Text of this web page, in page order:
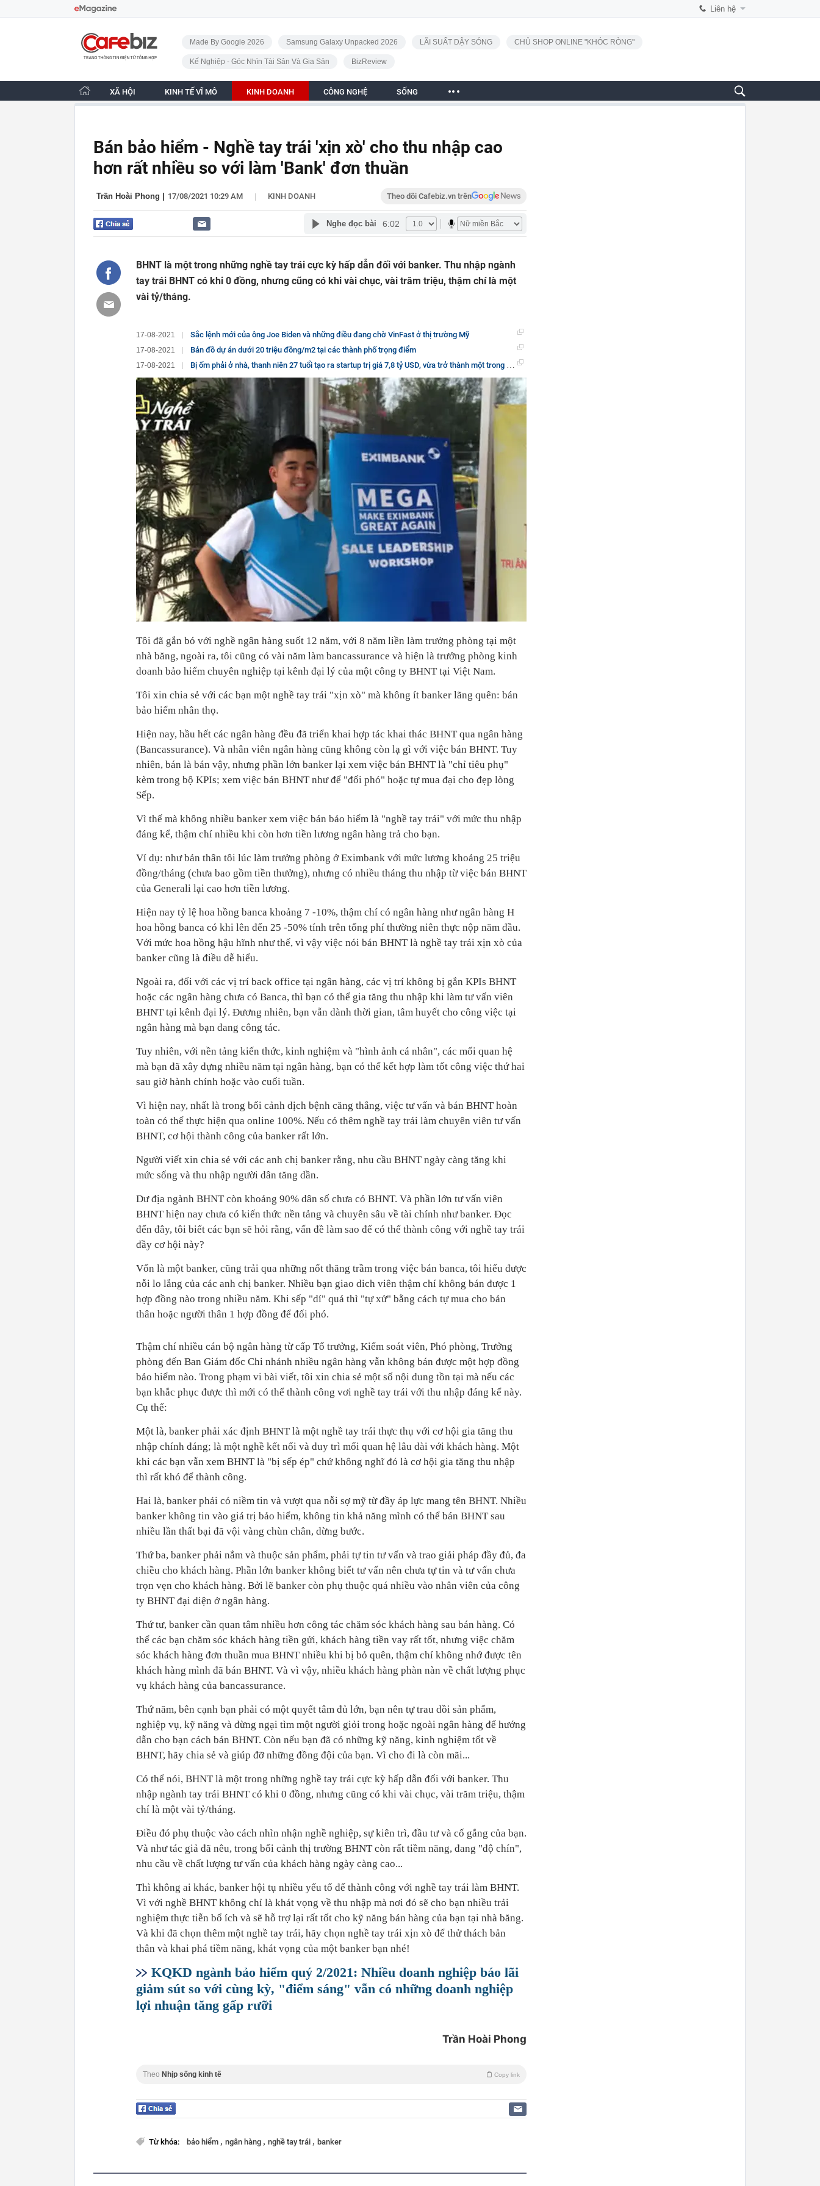
Liên hệ
CafeBiz - Trang chủ
Made By Google 2026 Samsung Galaxy Unpacked 2026 LÃI SUẤT DẬY SÓNG CHỦ SHOP ONLINE "KHÓC RÒNG"
Kế Nghiệp - Góc Nhìn Tài Sản Và Gia Sản BizReview
XÃ HỘI KINH TẾ VĨ MÔ KINH DOANH CÔNG NGHỆ SỐNG
Bán bảo hiểm - Nghề tay trái 'xịn xò' cho thu nhập cao
hơn rất nhiều so với làm 'Bank' đơn thuần
Trần Hoài Phong 17/08/2021 10:29 AM | KINH DOANH Theo dõi Cafebiz.vn trên
Nghe đọc bài 6:02
BHNT là một trong những nghề tay trái cực kỳ hấp dẫn đối với banker. Thu nhập ngành
tay trái BHNT có khi 0 đồng, nhưng cũng có khi vài chục, vài trăm triệu, thậm chí là một
vài tỷ/tháng.
17-08-2021 Sắc lệnh mới của ông Joe Biden và những điều đang chờ VinFast ở thị trường Mỹ
17-08-2021 Bản đồ dự án dưới 20 triệu đồng/m2 tại các thành phố trọng điểm
17-08-2021 Bị ốm phải ở nhà, thanh niên 27 tuổi tạo ra startup trị giá 7,8 tỷ USD, vừa trở thành một trong những tỷ phú trẻ tuổi giàu có nhất thế giới
Tôi đã gắn bó với nghề ngân hàng suốt 12 năm, với 8 năm liền làm trưởng phòng tại một
nhà băng, ngoài ra, tôi cũng có vài năm làm bancassurance và hiện là trưởng phòng kinh
doanh bảo hiểm chuyên nghiệp tại kênh đại lý của một công ty BHNT tại Việt Nam.
Tôi xin chia sẻ với các bạn một nghề tay trái "xịn xò" mà không ít banker lãng quên: bán
bảo hiểm nhân thọ.
Hiện nay, hầu hết các ngân hàng đều đã triển khai hợp tác khai thác BHNT qua ngân hàng
(Bancassurance). Và nhân viên ngân hàng cũng không còn lạ gì với việc bán BHNT. Tuy
nhiên, bán là bán vậy, nhưng phần lớn banker lại xem việc bán BHNT là "chỉ tiêu phụ"
kèm trong bộ KPIs; xem việc bán BHNT như để "đối phó" hoặc tự mua đại cho đẹp lòng
Sếp.
Vì thế mà không nhiều banker xem việc bán bảo hiểm là "nghề tay trái" với mức thu nhập
đáng kể, thậm chí nhiều khi còn hơn tiền lương ngân hàng trả cho bạn.
Ví dụ: như bản thân tôi lúc làm trưởng phòng ở Eximbank với mức lương khoảng 25 triệu
đồng/tháng (chưa bao gồm tiền thưởng), nhưng có nhiều tháng thu nhập từ việc bán BHNT
của Generali lại cao hơn tiền lương.
Hiện nay tỷ lệ hoa hồng banca khoảng 7 -10%, thậm chí có ngân hàng như ngân hàng H
hoa hồng banca có khi lên đến 25 -50% tính trên tổng phí thường niên thực nộp năm đầu.
Với mức hoa hồng hậu hĩnh như thế, vì vậy việc nói bán BHNT là nghề tay trái xịn xò của
banker cũng là điều dễ hiểu.
Ngoài ra, đối với các vị trí back office tại ngân hàng, các vị trí không bị gắn KPIs BHNT
hoặc các ngân hàng chưa có Banca, thì bạn có thể gia tăng thu nhập khi làm tư vấn viên
BHNT tại kênh đại lý. Đương nhiên, bạn vẫn dành thời gian, tâm huyết cho công việc tại
ngân hàng mà bạn đang công tác.
Tuy nhiên, với nền tảng kiến thức, kinh nghiệm và "hình ảnh cá nhân", các mối quan hệ
mà bạn đã xây dựng nhiều năm tại ngân hàng, bạn có thể kết hợp làm tốt công việc thứ hai
sau giờ hành chính hoặc vào cuối tuần.
Vì hiện nay, nhất là trong bối cảnh dịch bệnh căng thẳng, việc tư vấn và bán BHNT hoàn
toàn có thể thực hiện qua online 100%. Nếu có thêm nghề tay trái làm chuyên viên tư vấn
BHNT, cơ hội thành công của banker rất lớn.
Người viết xin chia sẻ với các anh chị banker rằng, nhu cầu BHNT ngày càng tăng khi
mức sống và thu nhập người dân tăng dần.
Dư địa ngành BHNT còn khoảng 90% dân số chưa có BHNT. Và phần lớn tư vấn viên
BHNT hiện nay chưa có kiến thức nền tảng và chuyên sâu về tài chính như banker. Đọc
đến đây, tôi biết các bạn sẽ hỏi rằng, vấn đề làm sao để có thể thành công với nghề tay trái
đầy cơ hội này?
Vốn là một banker, cũng trải qua những nốt thăng trầm trong việc bán banca, tôi hiểu được
nỗi lo lắng của các anh chị banker. Nhiều bạn giao dich viên thậm chí không bán được 1
hợp đồng nào trong nhiều năm. Khi sếp "dí" quá thì "tự xử" bằng cách tự mua cho bản
thân hoặc người thân 1 hợp đồng để đối phó.
Thậm chí nhiều cán bộ ngân hàng từ cấp Tổ trưởng, Kiểm soát viên, Phó phòng, Trưởng
phòng đến Ban Giám đốc Chi nhánh nhiều ngân hàng vẫn không bán được một hợp đồng
bảo hiểm nào. Trong phạm vi bài viết, tôi xin chia sẻ một số nội dung tồn tại mà nếu các
bạn khắc phục được thì mới có thể thành công vơi nghề tay trái với thu nhập đáng kể này.
Cụ thể:
Một là, banker phải xác định BHNT là một nghề tay trái thực thụ với cơ hội gia tăng thu
nhập chính đáng; là một nghề kết nối và duy trì mối quan hệ lâu dài với khách hàng. Một
khi các bạn vẫn xem BHNT là "bị sếp ép" chứ không nghĩ đó là cơ hội gia tăng thu nhập
thì rất khó để thành công.
Hai là, banker phải có niềm tin và vượt qua nỗi sợ mỹ từ đầy áp lực mang tên BHNT. Nhiều
banker không tin vào giá trị bảo hiểm, không tin khả năng mình có thể bán BHNT sau
nhiều lần thất bại đã vội vàng chùn chân, dừng bước.
Thứ ba, banker phải nắm và thuộc sản phẩm, phải tự tin tư vấn và trao giải pháp đầy đủ, đa
chiều cho khách hàng. Phần lớn banker không biết tư vấn nên chưa tự tin và tư vấn chưa
trọn vẹn cho khách hàng. Bởi lẽ banker còn phụ thuộc quá nhiều vào nhân viên của công
ty BHNT đại diện ở ngân hàng.
Thứ tư, banker cần quan tâm nhiều hơn công tác chăm sóc khách hàng sau bán hàng. Có
thể các bạn chăm sóc khách hàng tiền gửi, khách hàng tiền vay rất tốt, nhưng việc chăm
sóc khách hàng đơn thuần mua BHNT nhiều khi bị bỏ quên, thậm chí không nhớ được tên
khách hàng mình đã bán BHNT. Và vì vậy, nhiều khách hàng phàn nàn về chất lượng phục
vụ khách hàng của bancassurance.
Thứ năm, bên cạnh bạn phải có một quyết tâm đủ lớn, bạn nên tự trau dồi sản phẩm,
nghiệp vụ, kỹ năng và đừng ngại tìm một người giỏi trong hoặc ngoài ngân hàng để hướng
dẫn cho bạn cách bán BHNT. Còn nếu bạn đã có những kỹ năng, kinh nghiệm tốt về
BHNT, hãy chia sẻ và giúp đỡ những đồng đội của bạn. Vì cho đi là còn mãi...
Có thể nói, BHNT là một trong những nghề tay trái cực kỳ hấp dẫn đối với banker. Thu
nhập ngành tay trái BHNT có khi 0 đồng, nhưng cũng có khi vài chục, vài trăm triệu, thậm
chí là một vài tỷ/tháng.
Điều đó phụ thuộc vào cách nhìn nhận nghề nghiệp, sự kiên trì, đầu tư và cố gắng của bạn.
Và như tác giả đã nêu, trong bối cảnh thị trường BHNT còn rất tiềm năng, đang "độ chín",
nhu cầu về chất lượng tư vấn của khách hàng ngày càng cao...
Thì không ai khác, banker hội tụ nhiều yếu tố để thành công với nghề tay trái làm BHNT.
Vì với nghề BHNT không chỉ là khát vọng về thu nhập mà nơi đó sẽ cho bạn nhiều trải
nghiệm thực tiễn bổ ích và sẽ hỗ trợ lại rất tốt cho kỹ năng bán hàng của bạn tại nhà băng.
Và khi đã chọn thêm một nghề tay trái, hãy chọn nghề tay trái xịn xò để thử thách bản
thân và khai phá tiềm năng, khát vọng của một banker bạn nhé!
KQKD ngành bảo hiểm quý 2/2021: Nhiều doanh nghiệp báo lãi
giảm sút so với cùng kỳ, "điểm sáng" vẫn có những doanh nghiệp
lợi nhuận tăng gấp rưỡi
Trần Hoài Phong
Theo Nhịp sống kinh tế Copy link
Từ khóa: bảo hiểm , ngân hàng , nghề tay trái , banker